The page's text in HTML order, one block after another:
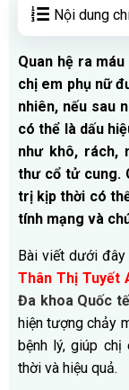
Nội dung
Quan hệ ra
chị em phụ nữ
nhiên, nếu sau
có thể là dấu
như khô, rách,
thư cổ tử cung.
trị kịp thời có
tính mạng và
Bài viết dưới
Thân Thị Tuyết
Đa khoa Quốc
hiện tượng chảy
bệnh lý, giúp
thời và hiệu quả.